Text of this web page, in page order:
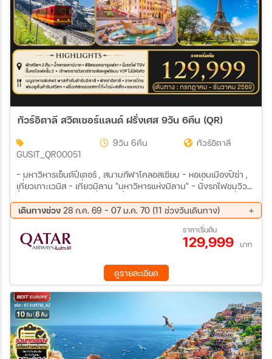
ทัวร์อิตาลี สวิตเซอร์แลนด์ ฝรั่งเศส 9วัน 6คืน (QR)
GUSIT_QR00051
9วัน 6คืน ทัวร์อิตาลี
- มหาวิหารเซ็นต์ปีเตอร์ , สนามกีฬาโคลอสเซียม - หอเอนเมืองปิซ่า ,
เที่ยวเกาะเวนิส - เที่ยวมิลาน "มหาวิหารแห่งมิลาน" - นั่งรถไฟชมวิว
รถไฟด่วน TGV เข้าปารีส - ขึ้นหอไอเฟลชั้น 2 , เข้าชมพระราชวังแวร์
ซาย - เข้าชม ภาพวาดโมนาลิซา ณ พิพิธภัณฑ์ลูฟร์
เดินทางช่วง 28 ก.ค. 69 - 07 ม.ค. 70 (11 ช่วงวันเดินทาง)
19 ก.ย. 69 - 27 ก.ย. 69
09 ต.ค. 69 - 17 ต.ค. 69
16 ต.ค. 69 - 24 ต.ค. 69
22 ต.ค. 69 - 30 ต.ค. 69
07 พ.ย. 69 - 15 พ.ย. 69
06 ธ.ค. 69 - 14 ธ.ค. 69
29 ธ.ค. 69 - 06 ม.ค. 70
30 ธ.ค. 69 - 07 ม.ค. 70
ราคาเริ่มต้น
129,999 บาท
ดูรายละเอียด